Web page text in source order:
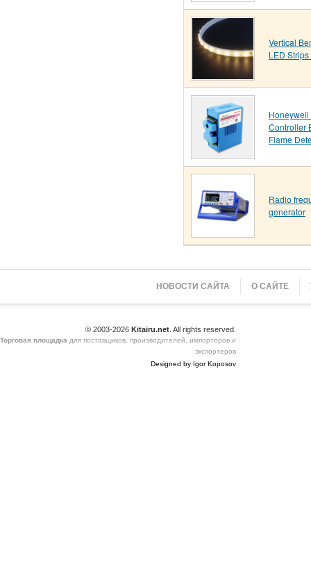
Vertical
LED
Controller
Flame
Radio
generator
НОВОСТИ САЙТА О САЙТЕ
© 2003-2026 Kitairu.net . All rights reserved.
Торговая площадка для поставщиков, производителей, импортеров и
экспортеров
Designed by Igor Koposov